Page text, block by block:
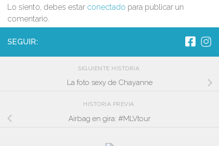
Lo siento, debes estar conectado para publicar un
comentario.
SEGUIR:
SIGUIENTE HISTORIA
La foto sexy de Chayanne
HISTORIA PREVIA
Airbag en gira: #MLVtour